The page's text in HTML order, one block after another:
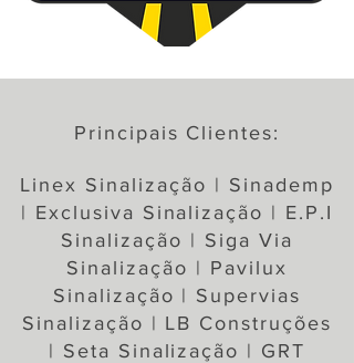
Principais Clientes:
Linex Sinalização | Sinademp
| Exclusiva Sinalização | E.P.I
Sinalização | Siga Via
Sinalização | Pavilux
Sinalização | Supervias
Sinalização | LB Construções
| Seta Sinalização | GRT